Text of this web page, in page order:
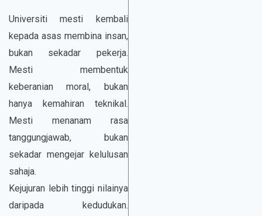
Universiti mesti kembali
kepada asas membina insan,
bukan sekadar pekerja.
Mesti membentuk
keberanian moral, bukan
hanya kemahiran teknikal.
Mesti menanam rasa
tanggungjawab, bukan
sekadar mengejar kelulusan
sahaja.
Kejujuran lebih tinggi nilainya
daripada kedudukan.